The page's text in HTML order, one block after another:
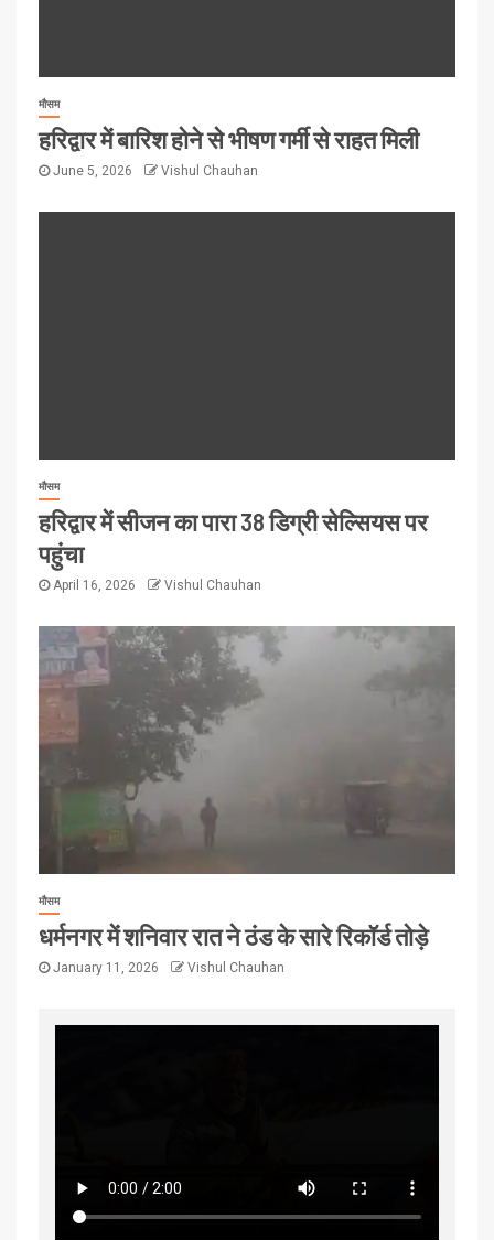
मौसम
हरिद्वार में बारिश होने से भीषण गर्मी से राहत मिली
June 5, 2026 Vishul Chauhan
मौसम
हरिद्वार में सीजन का पारा 38 डिग्री सेल्सियस पर
पहुंचा
April 16, 2026 Vishul Chauhan
मौसम
धर्मनगर में शनिवार रात ने ठंड के सारे रिकॉर्ड तोड़े
January 11, 2026 Vishul Chauhan